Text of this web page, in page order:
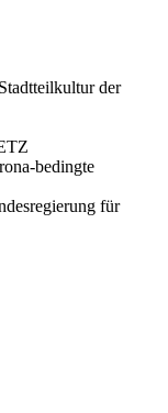
der
bedingte
für